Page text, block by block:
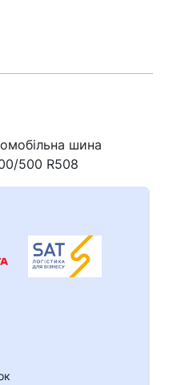
шина
500 R508